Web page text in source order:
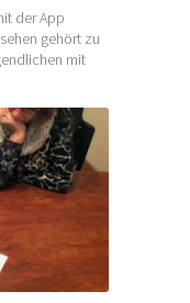
der App
gehört zu
mit